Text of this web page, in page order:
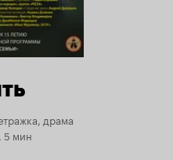
драма
5 мин